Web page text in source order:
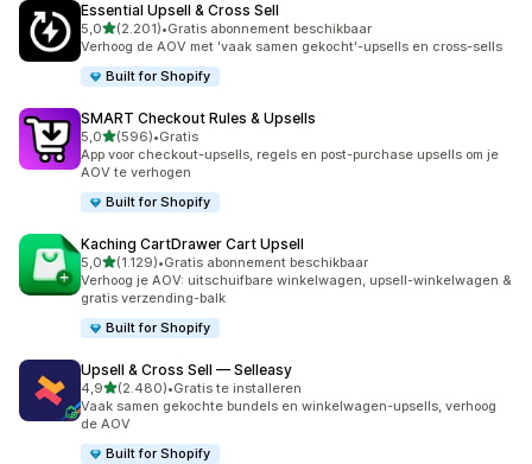
Essential Upsell & Cross Sell
5,0van 5 sterren
(2.201)
2201 recensies in totaal
•Gratis abonnement beschikbaar
Verhoog de AOV met 'vaak samen gekocht'-upsells en cross-sells
Built for Shopify
SMART Checkout Rules & Upsells
5,0van 5 sterren
(596)
596 recensies in totaal
•Gratis
App voor checkout-upsells, regels en post-purchase upsells om je
AOV te verhogen
Built for Shopify
Kaching CartDrawer Cart Upsell
5,0van 5 sterren
(1.129)
1129 recensies in totaal
•Gratis abonnement beschikbaar
Verhoog je AOV: uitschuifbare winkelwagen, upsell-winkelwagen &
gratis verzending-balk
Built for Shopify
Upsell & Cross Sell — Selleasy
4,9van 5 sterren
(2.480)
2480 recensies in totaal
•Gratis te installeren
Vaak samen gekochte bundels en winkelwagen-upsells, verhoog
de AOV
Built for Shopify